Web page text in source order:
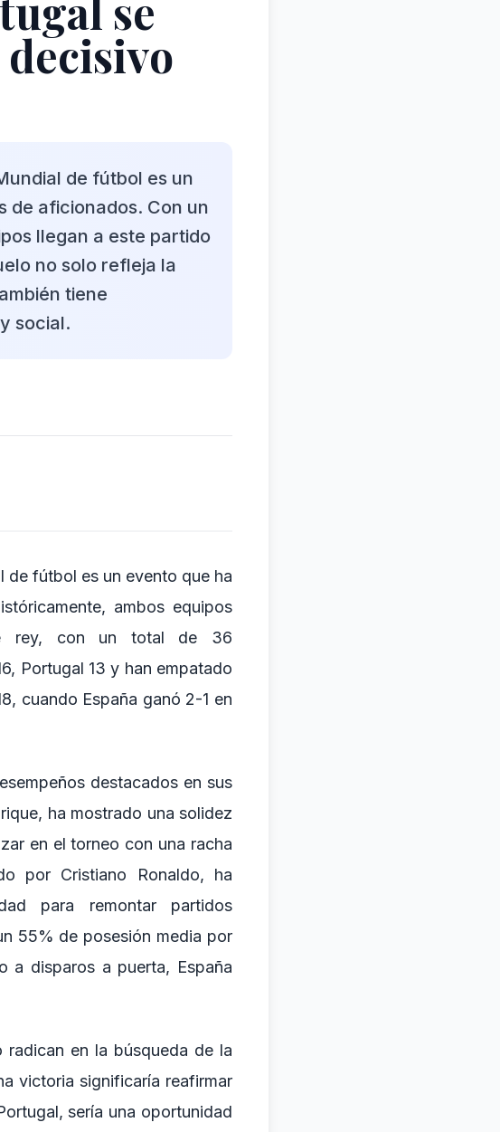
se
de fútbol es un
de aficionados. Con un
llegan a este partido
no solo refleja la
tiene
social.
de fútbol es un evento que ha
ambos equipos
rey, con un total de 36
Portugal 13 y han empatado
cuando España ganó 2-1 en
destacados en sus
ha mostrado una solidez
en el torneo con una racha
por Cristiano Ronaldo, ha
para remontar partidos
55% de posesión media por
a disparos a puerta, España
en la búsqueda de la
victoria significaría reafirmar
sería una oportunidad